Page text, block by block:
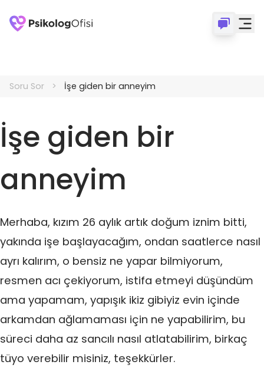
Soru Sor İşe giden bir anneyim
İşe giden bir
anneyim
Merhaba, kızım 26 aylık artık doğum iznim bitti,
yakında işe başlayacağım, ondan saatlerce nasıl
ayrı kalırım, o bensiz ne yapar bilmiyorum,
resmen acı çekiyorum, istifa etmeyi düşündüm
ama yapamam, yapışık ikiz gibiyiz evin içinde
arkamdan ağlamaması için ne yapabilirim, bu
süreci daha az sancılı nasıl atlatabilirim, birkaç
tüyo verebilir misiniz, teşekkürler.